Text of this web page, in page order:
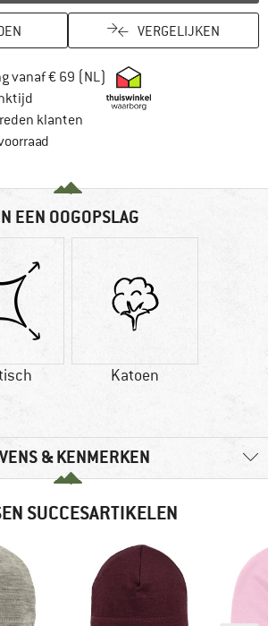
VERGELIJKEN
vanaf € 69 (NL) Vind hier de
Vind de betalingsinformatie hier!
klanten
EEN OOGOPSLAG
Katoen
& KENMERKEN
SUCCESARTIKELEN